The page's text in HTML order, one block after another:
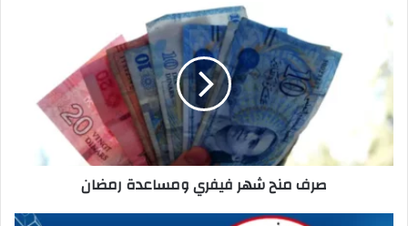
منح
فيفري
ومساعدة
صرف منح شهر فيفري ومساعدة رمضان